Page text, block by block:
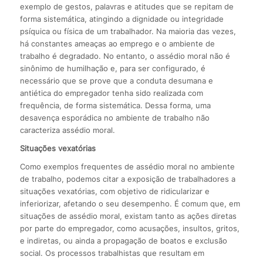
exemplo de gestos, palavras e atitudes que se repitam de
forma sistemática, atingindo a dignidade ou integridade
psíquica ou física de um trabalhador. Na maioria das vezes,
há constantes ameaças ao emprego e o ambiente de
trabalho é degradado. No entanto, o assédio moral não é
sinônimo de humilhação e, para ser configurado, é
necessário que se prove que a conduta desumana e
antiética do empregador tenha sido realizada com
frequência, de forma sistemática. Dessa forma, uma
desavença esporádica no ambiente de trabalho não
caracteriza assédio moral.
Situações vexatórias
Como exemplos frequentes de assédio moral no ambiente
de trabalho, podemos citar a exposição de trabalhadores a
situações vexatórias, com objetivo de ridicularizar e
inferiorizar, afetando o seu desempenho. É comum que, em
situações de assédio moral, existam tanto as ações diretas
por parte do empregador, como acusações, insultos, gritos,
e indiretas, ou ainda a propagação de boatos e exclusão
social. Os processos trabalhistas que resultam em